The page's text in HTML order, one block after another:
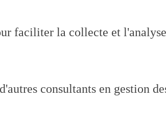
faciliter la collecte et
consultants en gestion